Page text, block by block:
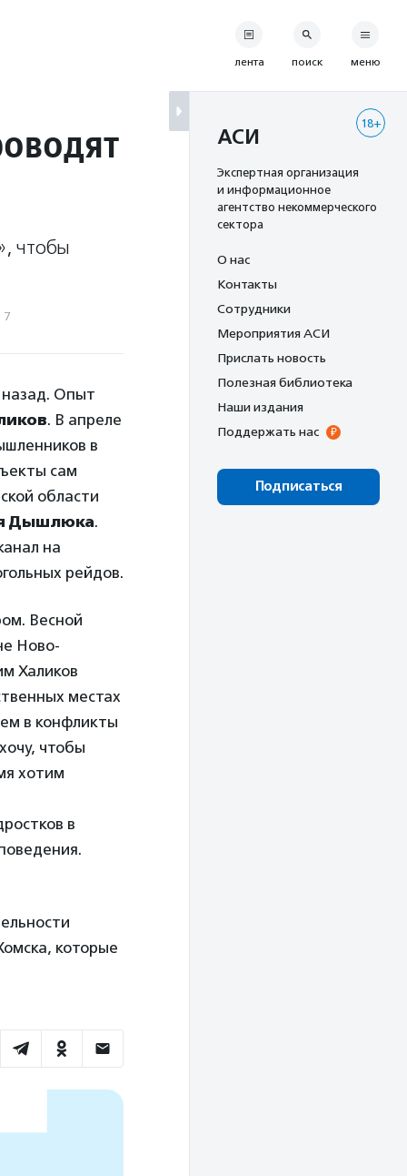
чтобы
назад. Опыт
. В апреле
в
сам
области
Дышлюка.
на
рейдов.
Весной
Ново-
Халиков
местах
в конфликты
чтобы
хотим
в
которые
лента поиск меню
18+
АСИ
Экспертная организация
и информационное
агентство некоммерческого
сектора
О нас
Контакты
Сотрудники
Мероприятия АСИ
Прислать новость
Полезная библиотека
Наши издания
Поддержать нас
Подписаться